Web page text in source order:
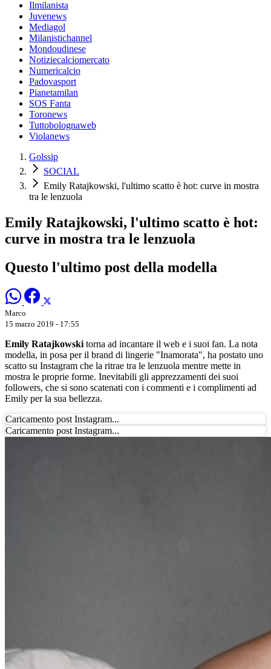
Ilmilanista
Juvenews
Mediagol
Milanistichannel
Mondoudinese
Notiziecalciomercato
Numericalcio
Padovasport
Pianetamilan
SOS Fanta
Toronews
Tuttobolognaweb
Violanews
Golssip
SOCIAL
Emily Ratajkowski, l'ultimo scatto è hot: curve in mostra
tra le lenzuola
Emily Ratajkowski, l'ultimo scatto è hot:
curve in mostra tra le lenzuola
Questo l'ultimo post della modella
Marco
15 marzo 2019 - 17:55
Emily Ratajkowski torna ad incantare il web e i suoi fan. La nota
modella, in posa per il brand di lingerie "Inamorata", ha postato uno
scatto su Instagram che la ritrae tra le lenzuola mentre mette in
mostra le proprie forme. Inevitabili gli apprezzamenti dei suoi
followers, che si sono scatenati con i commenti e i complimenti ad
Emily per la sua bellezza.
Caricamento post Instagram...
Caricamento post Instagram...